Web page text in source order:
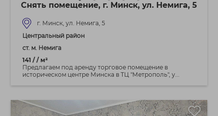
Снять помещение, г. Минск, ул. Немига, 5
г. Минск, ул. Немига, 5
Центральный район
ст. м. Немига
141 / / м²
Предлагаем под аренду торговое помещение в
историческом центре Минска в ТЦ "Метрополь", у...